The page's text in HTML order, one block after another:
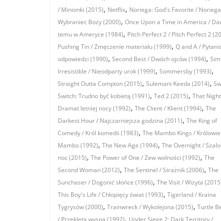
/ Minionki (2015), Netflix, Noriega: God's Favorite /
Wybraniec Boży (2000), Once Upon a Time in America /
temu w Ameryce (1984), Pitch Perfect 2 / Pitch Perfect 2
Pushing Tin / Zmęczenie materiału (1999), Q and A /
odpowiedzi (1990), Second Best / Dwóch ojców (1994),
Irresistible / Nieodparty urok (1999), Sommersby (1993),
Straight Outta Compton (2015), Sulemani Keeda (2014),
Switch: Trudno być kobietą (1991), Ted 2 (2015), That
Dramat letniej nocy (1992), The Client / Klient (1994), The
Darkest Hour / Najczarniejsza godzina (2011), The King of
Comedy / Król komedii (1983), The Mambo Kings / Królowie
Mambo (1992), The New Age (1994), The Overnight /
noc (2015), The Power of One / Zew wolności (1992), The
Second Woman (2012), The Sentinel / Strażnik (2006), The
Sunchaser / Dogonić słońce (1996), The Visit / Wizyta
This Boy's Life / Chłopięcy świat (1993), Tigerland / Kraina
Tygrysów (2000), Trainwreck / Wykolejona (2015), Turtle
,